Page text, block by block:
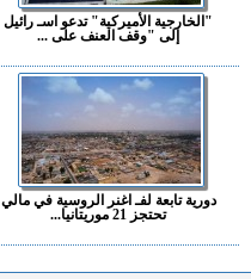
"الخارجية الأميركية" تدعو اسـ رائيل
إلى "وقف العنف على ...
دورية تابعة لفـ اغنر الروسية في مالي
تحتجز 21 موريتانيا...